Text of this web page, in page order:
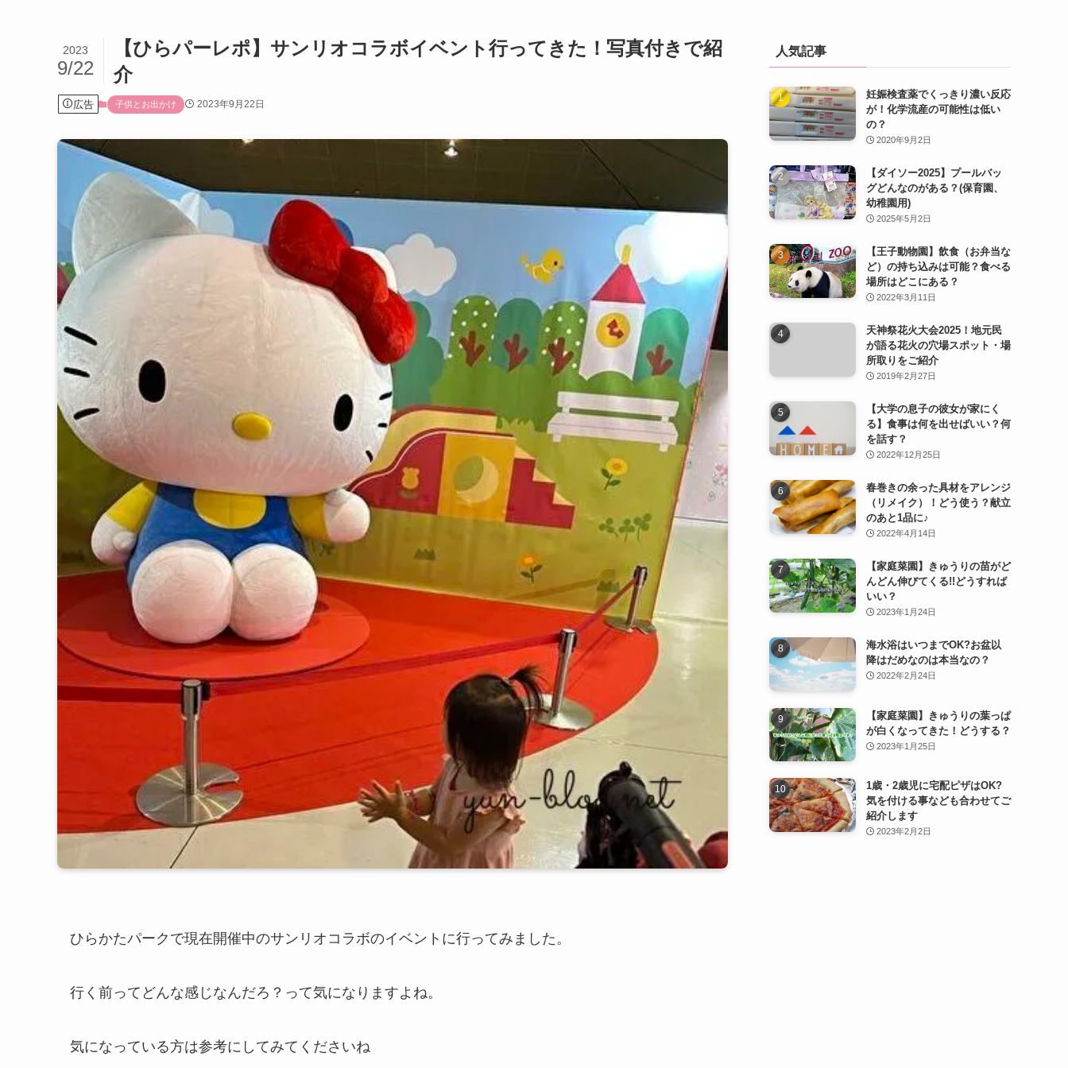
【ひらパーレポ】サンリオコラボイベント行ってきた！写真付きで紹
介
2023
9/22
広告 子供とお出かけ 2023年9月22日
ひらかたパークで現在開催中のサンリオコラボのイベントに行ってみました。
行く前ってどんな感じなんだろ？って気になりますよね。
気になっている方は参考にしてみてくださいね
人気記事
妊娠検査薬でくっきり濃い反応
が！化学流産の可能性は低い
の？
2020年9月2日
【ダイソー2025】プールバッ
グどんなのがある？(保育園、
幼稚園用)
2025年5月2日
【王子動物園】飲食（お弁当な
ど）の持ち込みは可能？食べる
場所はどこにある？
2022年3月11日
天神祭花火大会2025！地元民
が語る花火の穴場スポット・場
所取りをご紹介
2019年2月27日
【大学の息子の彼女が家にく
る】食事は何を出せばいい？何
を話す？
2022年12月25日
春巻きの余った具材をアレンジ
（リメイク）！どう使う？献立
のあと1品に♪
2022年4月14日
【家庭菜園】きゅうりの苗がど
んどん伸びてくる!!どうすれば
いい？
2023年1月24日
海水浴はいつまでOK?お盆以
降はだめなのは本当なの？
2022年2月24日
【家庭菜園】きゅうりの葉っぱ
が白くなってきた！どうする？
2023年1月25日
1歳・2歳児に宅配ピザはOK?
気を付ける事なども合わせてご
紹介します
2023年2月2日